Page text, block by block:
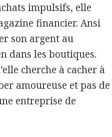
impulsifs, elle
financier. Ansi
son argent au
dans les boutiques.
cherche à cacher à
amoureuse et pas de
entreprise de